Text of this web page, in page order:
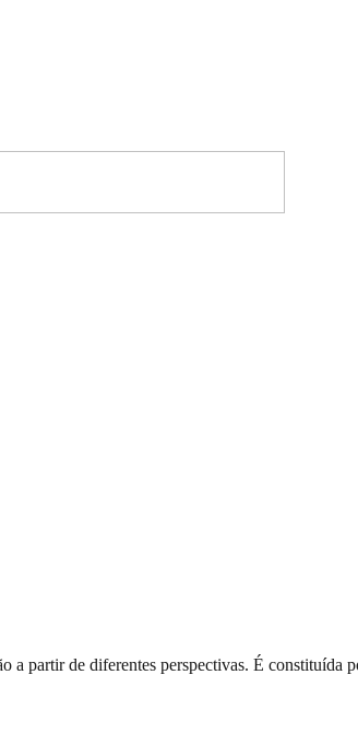
partir de diferentes perspectivas. É constituída